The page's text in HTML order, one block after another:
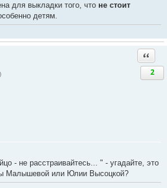
для выкладки того, что не стоит
детям.
2
- не расстраивайтесь... " - угадайте, это
Малышевой или Юлии Высоцкой?